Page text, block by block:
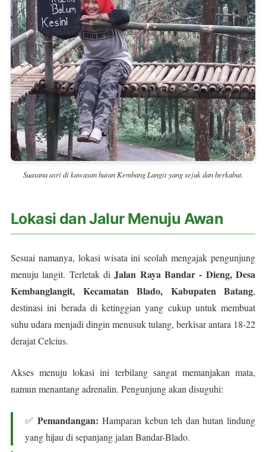
Suasana asri di kawasan hutan Kembang Langit yang sejuk dan berkabut.
Lokasi dan Jalur Menuju Awan
Sesuai namanya, lokasi wisata ini seolah mengajak pengunjung
menuju langit. Terletak diJalan Raya Bandar - Dieng, Desa
Kembanglangit, Kecamatan Blado, Kabupaten Batang,
destinasi ini berada di ketinggian yang cukup untuk membuat
suhu udara menjadi dingin menusuk tulang, berkisar antara 18-22
derajat Celcius.
Akses menuju lokasi ini terbilang sangat memanjakan mata,
namun menantang adrenalin. Pengunjung akan disuguhi:
✅Pemandangan: Hamparan kebun teh dan hutan lindung
yang hijau di sepanjang jalan Bandar-Blado.